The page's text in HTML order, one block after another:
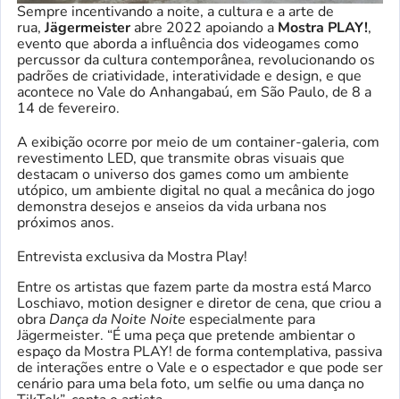
Sempre incentivando a noite, a cultura e a arte de
rua, Jägermeister abre 2022 apoiando a Mostra PLAY!,
evento que aborda a influência dos videogames como
percussor da cultura contemporânea, revolucionando os
padrões de criatividade, interatividade e design, e que
acontece no Vale do Anhangabaú, em São Paulo, de 8 a
14 de fevereiro.
A exibição ocorre por meio de um container-galeria, com
revestimento LED, que transmite obras visuais que
destacam o universo dos games como um ambiente
utópico, um ambiente digital no qual a mecânica do jogo
demonstra desejos e anseios da vida urbana nos
próximos anos.
Entrevista exclusiva da Mostra Play!
Entre os artistas que fazem parte da mostra está Marco
Loschiavo, motion designer e diretor de cena, que criou a
obra Dança da Noite Noite especialmente para
Jägermeister. “É uma peça que pretende ambientar o
espaço da Mostra PLAY! de forma contemplativa, passiva
de interações entre o Vale e o espectador e que pode ser
cenário para uma bela foto, um selfie ou uma dança no